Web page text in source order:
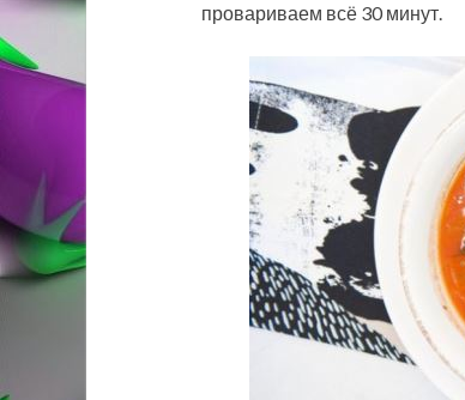
провариваем всё 30 минут.